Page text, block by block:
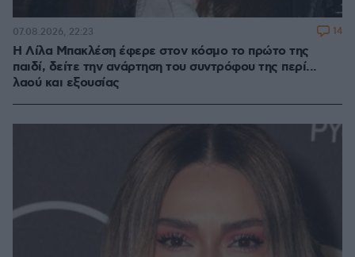
Η Λίλα Μπακλέση έφερε στον κόσμο το πρώτο της
παιδί, δείτε την ανάρτηση του συντρόφου της περί...
λαού και εξουσίας
07.08.2026, 22:23 14